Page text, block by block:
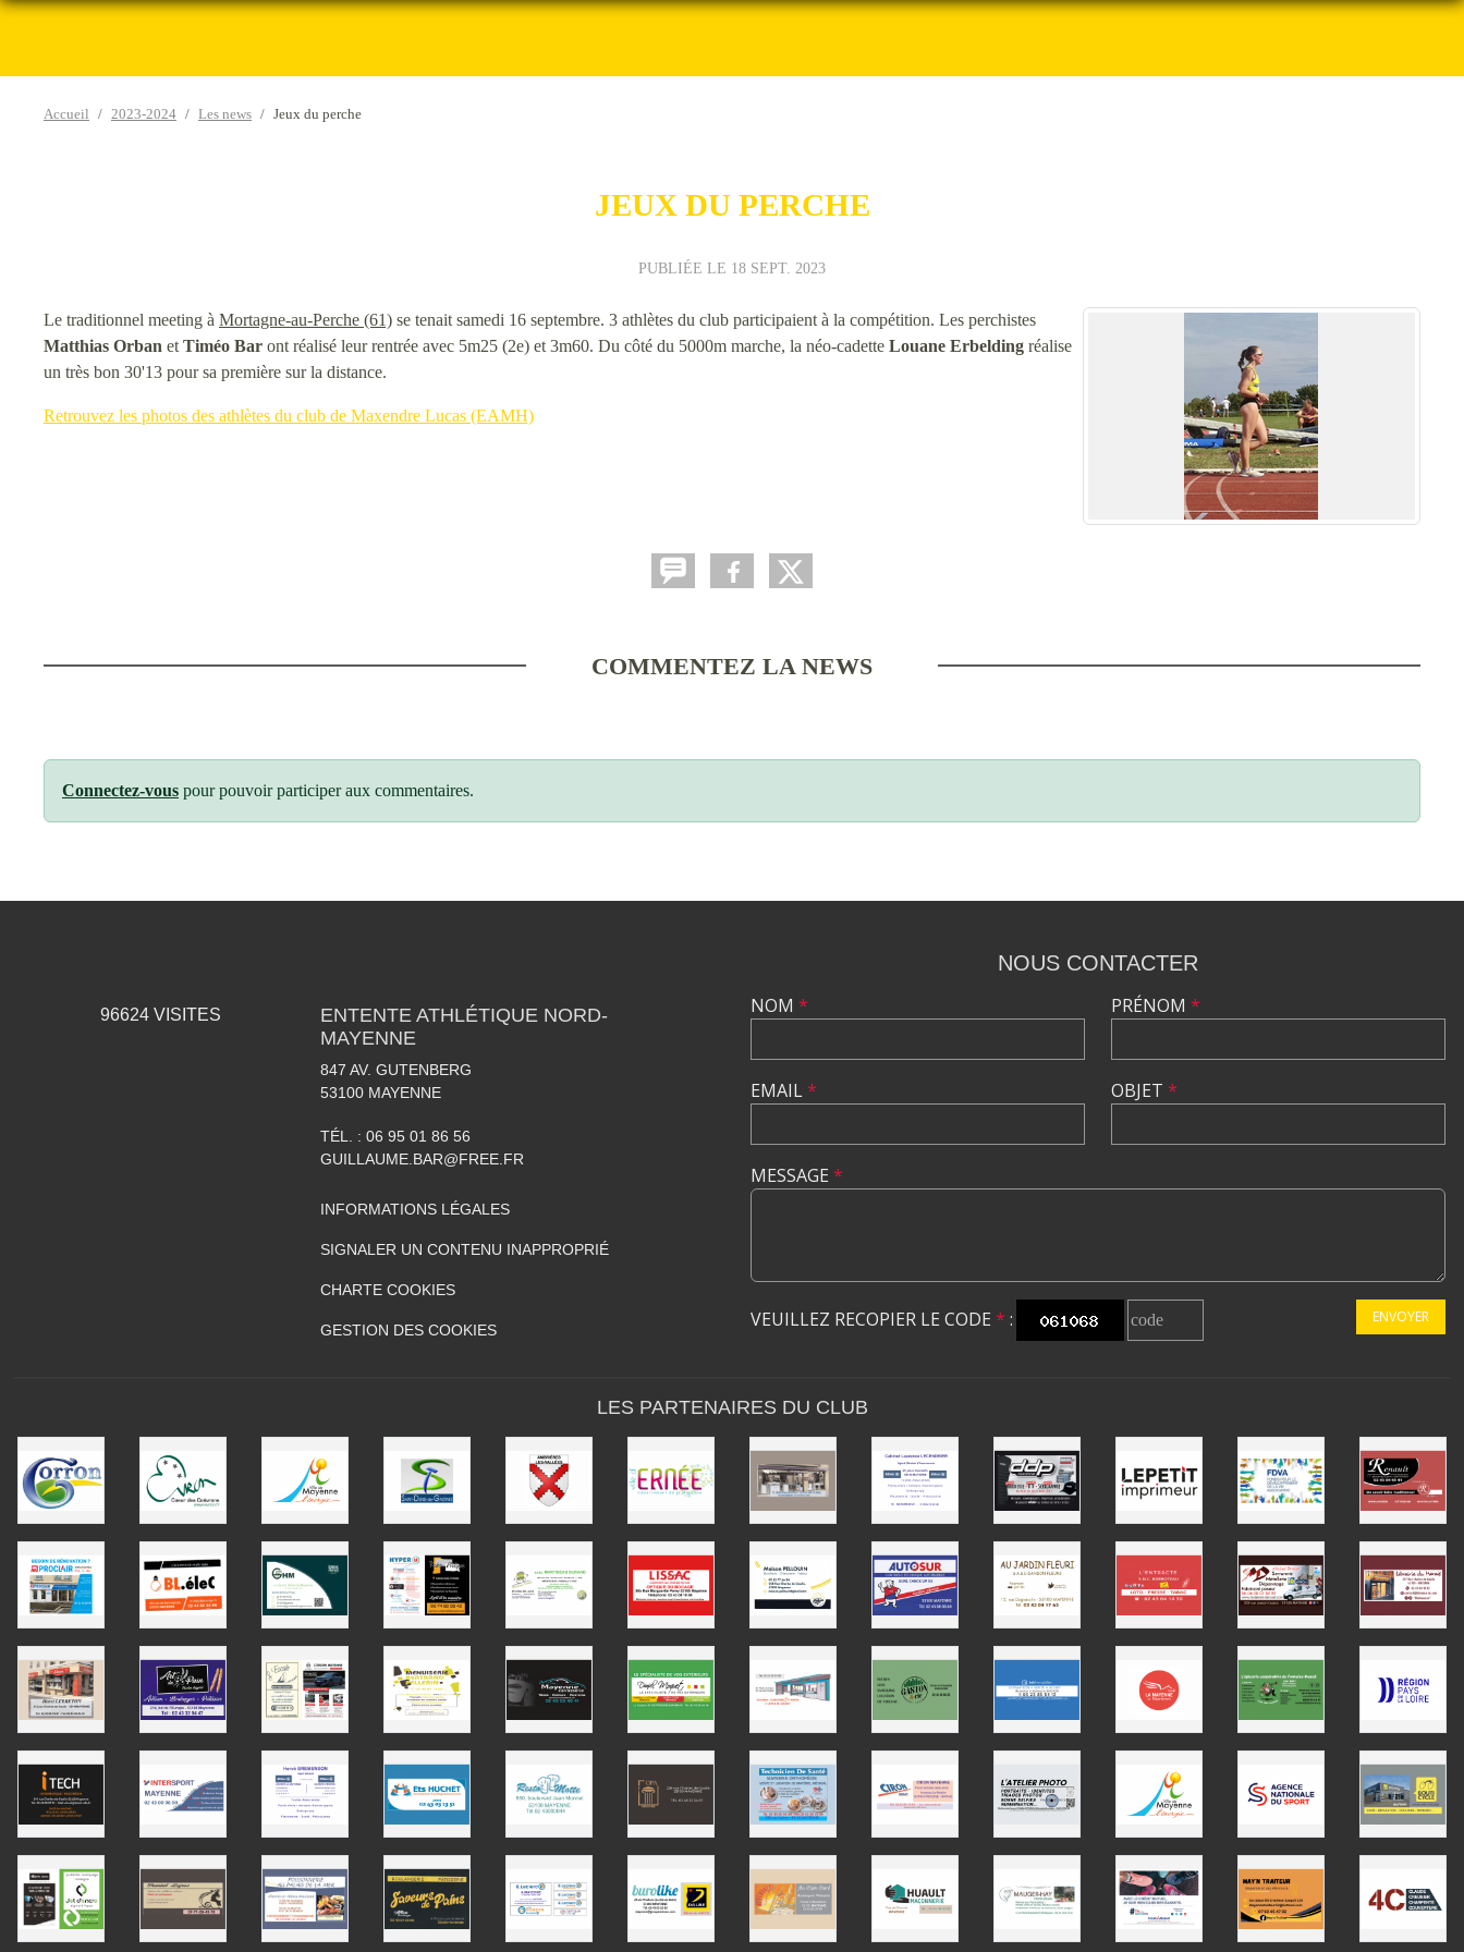
Accueil 2023-2024 Les news Jeux du perche
JEUX DU PERCHE
PUBLIÉE LE 18 SEPT. 2023
Le traditionnel meeting à Mortagne-au-Perche (61) se tenait samedi 16 septembre. 3 athlètes du club participaient à la compétition. Les perchistes
Matthias Orban et Timéo Bar ont réalisé leur rentrée avec 5m25 (2e) et 3m60. Du côté du 5000m marche, la néo-cadette Louane Erbelding réalise
un très bon 30'13 pour sa première sur la distance.
Retrouvez les photos des athlètes du club de Maxendre Lucas (EAMH)
COMMENTEZ LA NEWS
Connectez-vous pour pouvoir participer aux commentaires.
96624VISITES
ENTENTE ATHLÉTIQUE NORD-
MAYENNE
847 AV. GUTENBERG
53100 MAYENNE
TÉL. : 06 95 01 86 56
GUILLAUME.BAR@FREE.FR
INFORMATIONS LÉGALES
SIGNALER UN CONTENU INAPPROPRIÉ
CHARTE COOKIES
GESTION DES COOKIES
NOUS CONTACTER
NOM *
EMAIL*
PRÉNOM *
OBJET *
MESSAGE *
VEUILLEZ RECOPIER LE CODE * : ENVOYER
LES PARTENAIRES DU CLUB